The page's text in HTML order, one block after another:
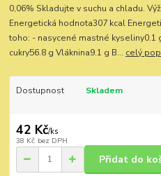
0,06% Skladujte v suchu a chladu.
Energetická hodnota307 kcal
toho: - nasycené mastné kyseliny0.1
cukry56.8 g Vláknina9.1 g B... celý
Dostupnost Skladem
42 Kč/ks
38 Kč bez DPH
Přidat do